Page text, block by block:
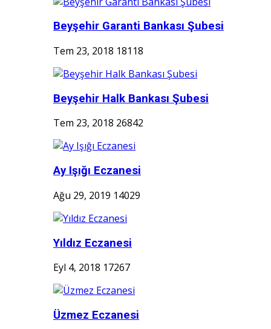
Beyşehir Garanti Bankası Şubesi
Tem 23, 2018 18118
Beyşehir Halk Bankası Şubesi
Tem 23, 2018 26842
Ay Işığı Eczanesi
Ağu 29, 2019 14029
Yıldız Eczanesi
Eyl 4, 2018 17267
Üzmez Eczanesi